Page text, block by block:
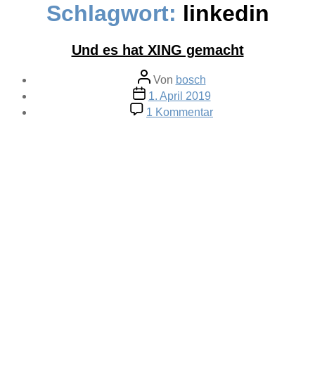
Schlagwort: linkedin
Und es hat XING gemacht
Beitragsautor
Von bosch
Veröffentlichungsdatum
1. April 2019
1 Kommentarzu
Und